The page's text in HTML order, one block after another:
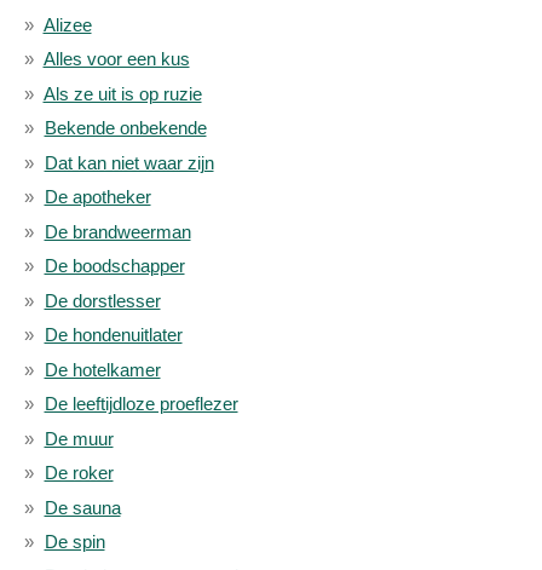
Alizee
Alles voor een kus
Als ze uit is op ruzie
Bekende onbekende
Dat kan niet waar zijn
De apotheker
De brandweerman
De boodschapper
De dorstlesser
De hondenuitlater
De hotelkamer
De leeftijdloze proeflezer
De muur
De roker
De sauna
De spin